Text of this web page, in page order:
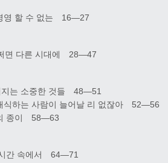
영 할 수 없는 16―27
면 다른 시대에 28―47
지는 소중한 것들 48―51
식하는 사람이 늘어날 리 없잖아 52―56
종이 58―63
간 속에서 64―71